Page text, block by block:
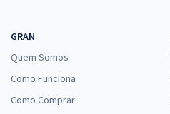
GRAN
Quem Somos
Como Funciona
Como Comprar